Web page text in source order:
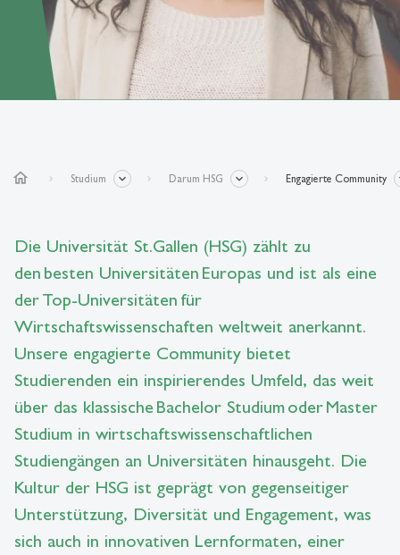
home Studium Darum HSG Engagierte Community
Die Universität St.Gallen (HSG) zählt zu
den besten Universitäten Europas und ist als eine
der Top-Universitäten für
Wirtschaftswissenschaften weltweit anerkannt.
Unsere engagierte Community bietet
Studierenden ein inspirierendes Umfeld, das weit
über das klassische Bachelor Studium oder Master
Studium in wirtschaftswissenschaftlichen
Studiengängen an Universitäten hinausgeht. Die
Kultur der HSG ist geprägt von gegenseitiger
Unterstützung, Diversität und Engagement, was
sich auch in innovativen Lernformaten, einer